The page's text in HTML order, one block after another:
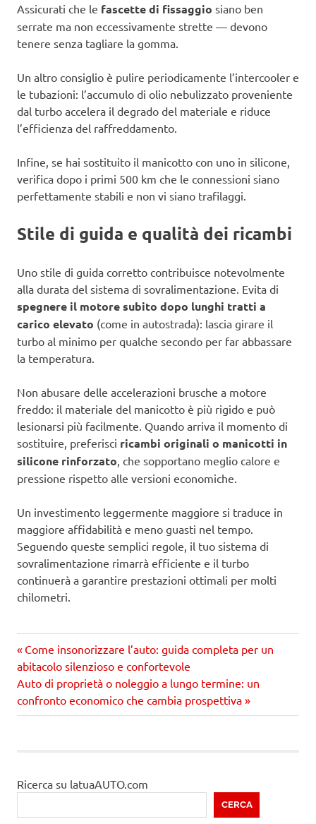
Assicurati che le fascette di fissaggio siano ben
serrate ma non eccessivamente strette — devono
tenere senza tagliare la gomma.
Un altro consiglio è pulire periodicamente l’intercooler e
le tubazioni: l’accumulo di olio nebulizzato proveniente
dal turbo accelera il degrado del materiale e riduce
l’efficienza del raffreddamento.
Infine, se hai sostituito il manicotto con uno in silicone,
verifica dopo i primi 500 km che le connessioni siano
perfettamente stabili e non vi siano trafilaggi.
Stile di guida e qualità dei ricambi
Uno stile di guida corretto contribuisce notevolmente
alla durata del sistema di sovralimentazione. Evita di
spegnere il motore subito dopo lunghi tratti a
carico elevato (come in autostrada): lascia girare il
turbo al minimo per qualche secondo per far abbassare
la temperatura.
Non abusare delle accelerazioni brusche a motore
freddo: il materiale del manicotto è più rigido e può
lesionarsi più facilmente. Quando arriva il momento di
sostituire, preferisci ricambi originali o manicotti in
silicone rinforzato , che sopportano meglio calore e
pressione rispetto alle versioni economiche.
Un investimento leggermente maggiore si traduce in
maggiore affidabilità e meno guasti nel tempo.
Seguendo queste semplici regole, il tuo sistema di
sovralimentazione rimarrà efficiente e il turbo
continuerà a garantire prestazioni ottimali per molti
chilometri.
Navigazione
articoli
Precedente
articolo:
Come insonorizzare l’auto: guida completa per un
abitacolo silenzioso e confortevole
Prossimo
articolo
Auto di proprietà o noleggio a lungo termine: un
confronto economico che cambia prospettiva
Ricerca su latuaAUTO.com
CERCA